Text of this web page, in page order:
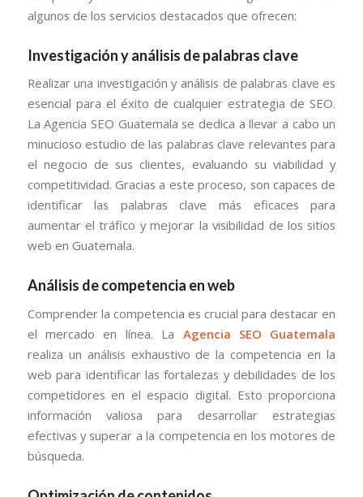
algunos de los servicios destacados que ofrecen:
Investigación y análisis de palabras clave
Realizar una investigación y análisis de palabras clave es
esencial para el éxito de cualquier estrategia de SEO.
La Agencia SEO Guatemala se dedica a llevar a cabo un
minucioso estudio de las palabras clave relevantes para
el negocio de sus clientes, evaluando su viabilidad y
competitividad. Gracias a este proceso, son capaces de
identificar las palabras clave más eficaces para
aumentar el tráfico y mejorar la visibilidad de los sitios
web en Guatemala.
Análisis de competencia en web
Comprender la competencia es crucial para destacar en
el mercado en línea. La Agencia SEO Guatemala
realiza un análisis exhaustivo de la competencia en la
web para identificar las fortalezas y debilidades de los
competidores en el espacio digital. Esto proporciona
información valiosa para desarrollar estrategias
efectivas y superar a la competencia en los motores de
búsqueda.